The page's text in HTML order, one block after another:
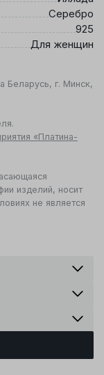
Серебро
925
Для женщин
Беларусь, г. Минск,
«Платина-
изделий, носит
не является